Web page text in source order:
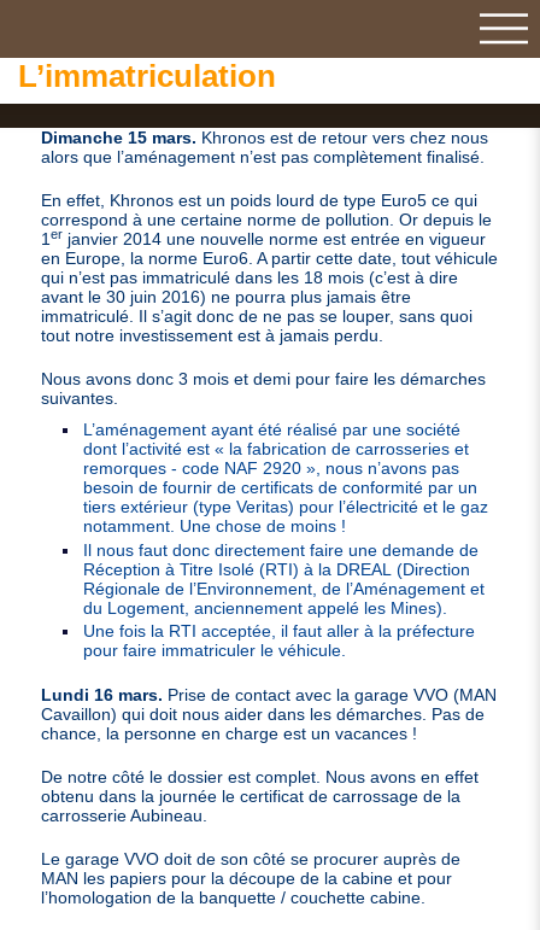
L’immatriculation
Dimanche 15 mars. Khronos est de retour vers chez nous
alors que l’aménagement n’est pas complètement finalisé.
En effet, Khronos est un poids lourd de type Euro5 ce qui
correspond à une certaine norme de pollution. Or depuis le
1er janvier 2014 une nouvelle norme est entrée en vigueur
en Europe, la norme Euro6. A partir cette date, tout véhicule
qui n’est pas immatriculé dans les 18 mois (c’est à dire
avant le 30 juin 2016) ne pourra plus jamais être
immatriculé. Il s’agit donc de ne pas se louper, sans quoi
tout notre investissement est à jamais perdu.
Nous avons donc 3 mois et demi pour faire les démarches
suivantes.
L’aménagement ayant été réalisé par une société
dont l’activité est « la fabrication de carrosseries et
remorques - code NAF 2920 », nous n’avons pas
besoin de fournir de certificats de conformité par un
tiers extérieur (type Veritas) pour l’électricité et le gaz
notamment. Une chose de moins !
Il nous faut donc directement faire une demande de
Réception à Titre Isolé (RTI) à la DREAL (Direction
Régionale de l’Environnement, de l’Aménagement et
du Logement, anciennement appelé les Mines).
Une fois la RTI acceptée, il faut aller à la préfecture
pour faire immatriculer le véhicule.
Lundi 16 mars. Prise de contact avec la garageVVO (MAN
Cavaillon) qui doit nous aider dans les démarches. Pas de
chance, la personne en charge est un vacances !
De notre côté le dossier est complet. Nous avons en effet
obtenu dans la journée le certificat de carrossage de la
carrosserie Aubineau.
Le garageVVO doit de son côté se procurer auprès de
MAN les papiers pour la découpe de la cabine et pour
l’homologation de la banquette / couchette cabine.